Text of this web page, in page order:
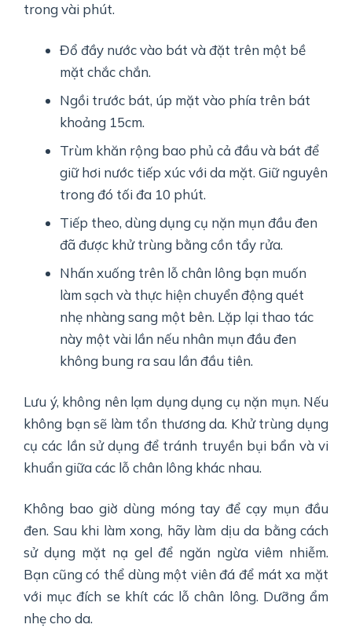
trong vài phút.
Đổ đầy nước vào bát và đặt trên một bề
mặt chắc chắn.
Ngồi trước bát, úp mặt vào phía trên bát
khoảng 15cm.
Trùm khăn rộng bao phủ cả đầu và bát để
giữ hơi nước tiếp xúc với da mặt. Giữ nguyên
trong đó tối đa 10 phút.
Tiếp theo, dùng dụng cụ nặn mụn đầu đen
đã được khử trùng bằng cồn tẩy rửa.
Nhấn xuống trên lỗ chân lông bạn muốn
làm sạch và thực hiện chuyển động quét
nhẹ nhàng sang một bên. Lặp lại thao tác
này một vài lần nếu nhân mụn đầu đen
không bung ra sau lần đầu tiên.
Lưu ý, không nên lạm dụng dụng cụ nặn mụn. Nếu
không bạn sẽ làm tổn thương da. Khử trùng dụng
cụ các lần sử dụng để tránh truyền bụi bẩn và vi
khuẩn giữa các lỗ chân lông khác nhau.
Không bao giờ dùng móng tay để cạy mụn đầu
đen. Sau khi làm xong, hãy làm dịu da bằng cách
sử dụng mặt nạ gel để ngăn ngừa viêm nhiễm.
Bạn cũng có thể dùng một viên đá để mát xa mặt
với mục đích se khít các lỗ chân lông. Dưỡng ẩm
nhẹ cho da.